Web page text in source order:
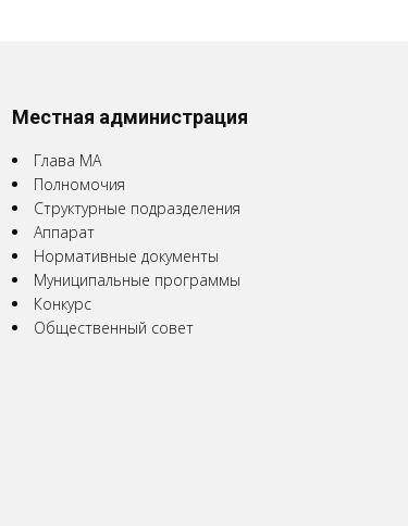
Местная администрация
Глава МА
Полномочия
Структурные подразделения
Аппарат
Нормативные документы
Муниципальные программы
Конкурс
Общественный совет